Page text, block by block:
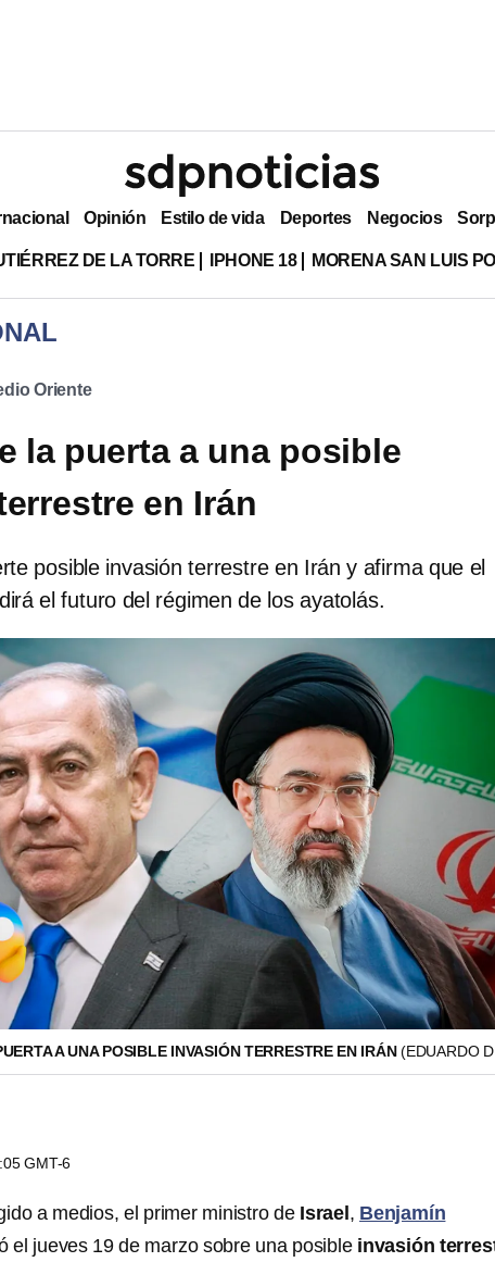
Opinión Estilo de vida Deportes Negocios
DE LA TORRE IPHONE 18 MORENA SAN LUIS
Oriente
la puerta a una posible
en Irán
posible invasión terrestre en Irán y afirma que el
el futuro del régimen de los ayatolás.
A UNA POSIBLE INVASIÓN TERRESTRE EN IRÁN(EDUARDO
GMT-6
a medios, el primer ministro de Israel , Benjamín
el jueves 19 de marzo sobre una posibleinvasión